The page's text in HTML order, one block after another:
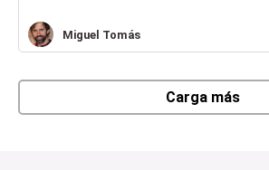
Miguel Tomás
Carga más